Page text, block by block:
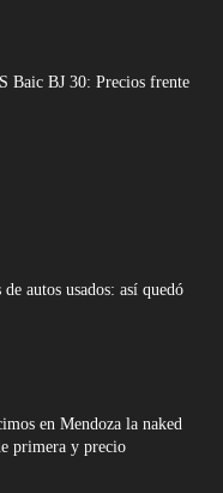
Baic BJ 30: Precios frente
autos usados: así quedó
en Mendoza la naked
primera y precio